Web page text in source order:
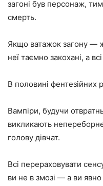
загоні був персонаж,
смерть.
Якщо ватажок загону —
неї таємно закохані, а
В половині фентезійних
Вампіри, будучи
викликають
голову дівчат.
Всі перераховувати
ви не в змозі — а ви явно